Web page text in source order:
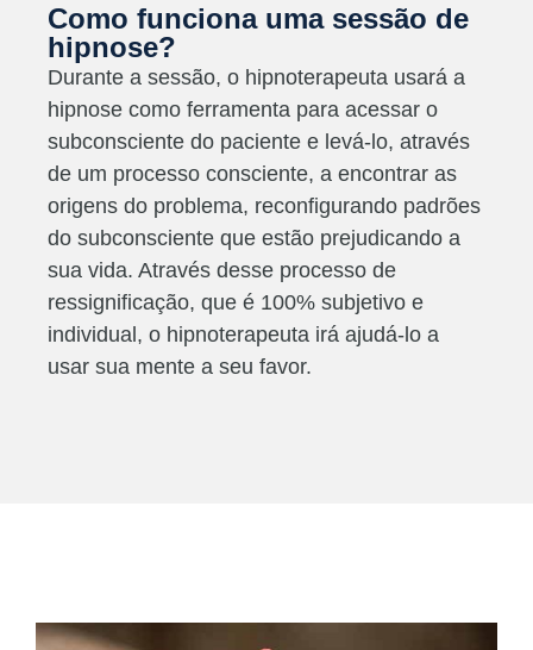
Como funciona uma sessão de
hipnose?
Durante a sessão, o hipnoterapeuta usará a
hipnose como ferramenta para acessar o
subconsciente do paciente e levá-lo, através
de um processo consciente, a encontrar as
origens do problema, reconfigurando padrões
do subconsciente que estão prejudicando a
sua vida. Através desse processo de
ressignificação, que é 100% subjetivo e
individual, o hipnoterapeuta irá ajudá-lo a
usar sua mente a seu favor.